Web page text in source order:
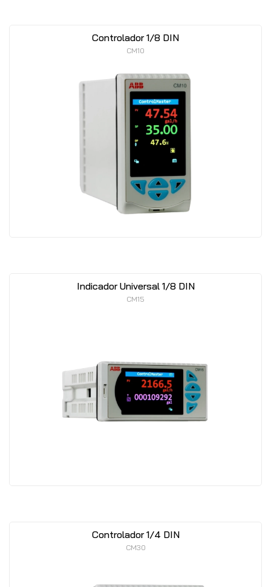
Controlador 1/8 DIN
CM10
Indicador Universal 1/8 DIN
CM15
Controlador 1/4 DIN
CM30